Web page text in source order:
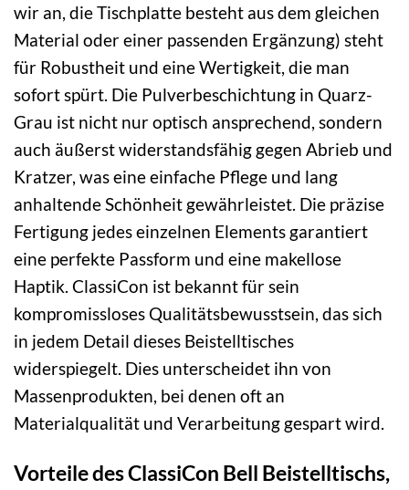
wir an, die Tischplatte besteht aus dem gleichen
Material oder einer passenden Ergänzung) steht
für Robustheit und eine Wertigkeit, die man
sofort spürt. Die Pulverbeschichtung in Quarz-
Grau ist nicht nur optisch ansprechend, sondern
auch äußerst widerstandsfähig gegen Abrieb und
Kratzer, was eine einfache Pflege und lang
anhaltende Schönheit gewährleistet. Die präzise
Fertigung jedes einzelnen Elements garantiert
eine perfekte Passform und eine makellose
Haptik. ClassiCon ist bekannt für sein
kompromissloses Qualitätsbewusstsein, das sich
in jedem Detail dieses Beistelltisches
widerspiegelt. Dies unterscheidet ihn von
Massenprodukten, bei denen oft an
Materialqualität und Verarbeitung gespart wird.
Vorteile des ClassiCon Bell Beistelltischs,